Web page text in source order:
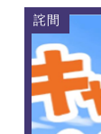
詫間